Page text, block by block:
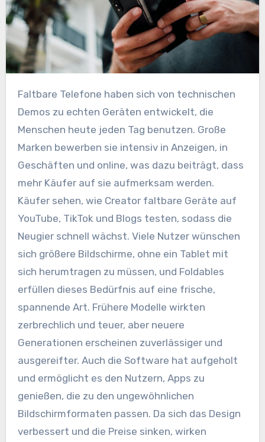
Faltbare Telefone haben sich von technischen
Demos zu echten Geräten entwickelt, die
Menschen heute jeden Tag benutzen. Große
Marken bewerben sie intensiv in Anzeigen, in
Geschäften und online, was dazu beiträgt, dass
mehr Käufer auf sie aufmerksam werden.
Käufer sehen, wie Creator faltbare Geräte auf
YouTube, TikTok und Blogs testen, sodass die
Neugier schnell wächst. Viele Nutzer wünschen
sich größere Bildschirme, ohne ein Tablet mit
sich herumtragen zu müssen, und Foldables
erfüllen dieses Bedürfnis auf eine frische,
spannende Art. Frühere Modelle wirkten
zerbrechlich und teuer, aber neuere
Generationen erscheinen zuverlässiger und
ausgereifter. Auch die Software hat aufgeholt
und ermöglicht es den Nutzern, Apps zu
genießen, die zu den ungewöhnlichen
Bildschirmformaten passen. Da sich das Design
verbessert und die Preise sinken, wirken